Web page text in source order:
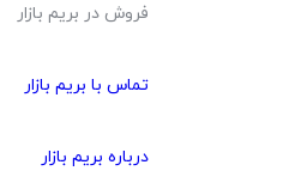
فروش در بریم بازار
تماس با بریم بازار
درباره بریم بازار